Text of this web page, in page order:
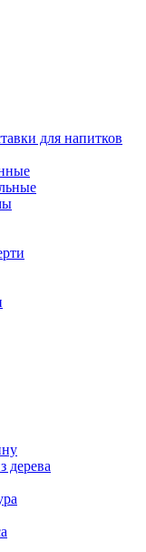
для напитков
дерева